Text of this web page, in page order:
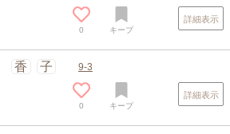
0 キープ
詳細表示
香 子 9-3
0 キープ
詳細表示